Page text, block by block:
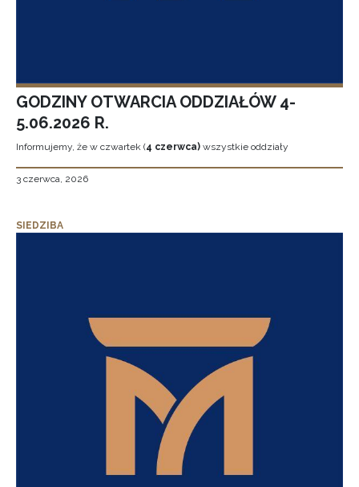
GODZINY OTWARCIA ODDZIAŁÓW 4-
5.06.2026 R.
Informujemy, że w czwartek (4 czerwca) wszystkie oddziały
3 czerwca, 2026
SIEDZIBA